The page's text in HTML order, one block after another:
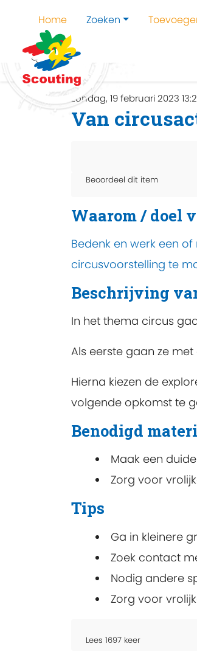
Home Zoeken
Home
zondag, 19 februari 2023
Van
Beoordeel dit item
Waarom / doel
Bedenk en werk een
circusvoorstelling te
Beschrijving
In het thema circus
Als eerste gaan ze
Hierna kiezen de
volgende opkomst te
Benodigd
Maak een
Zorg voor
Tips
Ga in kleinere
Zoek contact
Nodig andere
Zorg voor
Lees 1697 keer